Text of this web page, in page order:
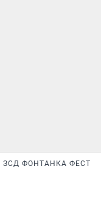
ЗСД ФОНТАНКА ФЕСТ